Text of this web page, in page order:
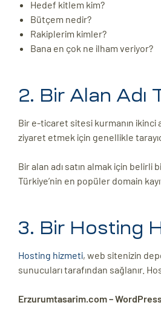
Hedef kitlem kim?
Bütçem nedir?
Rakiplerim kimler?
Bana en çok ne ilham veriyor?
2. Bir Alan Adı
Bir e-ticaret sitesi kurmanın ikinci
ziyaret etmek için genellikle
Bir alan adı satın almak için
Türkiye’nin en popüler domain
3. Bir Hosting
Hosting hizmeti, web sitenizin
sunucuları tarafından sağlanır.
Erzurumtasarim.com –